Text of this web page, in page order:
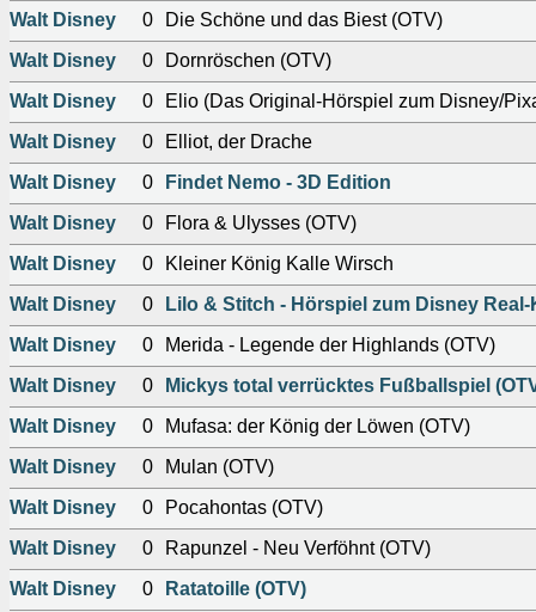
Walt Disney
0
Die Schöne und das Biest (OTV)
Walt Disney
0
Dornröschen (OTV)
Walt Disney
0
Elio (Das Original-Hörspiel zum Disney/
Walt Disney
0
Elliot, der Drache
Walt Disney
0
Findet Nemo - 3D Edition
Walt Disney
0
Flora & Ulysses (OTV)
Walt Disney
0
Kleiner König Kalle Wirsch
Walt Disney
0
Lilo & Stitch - Hörspiel zum Disney
Walt Disney
0
Merida - Legende der Highlands (OTV)
Walt Disney
0
Mickys total verrücktes Fußballspiel
Walt Disney
0
Mufasa: der König der Löwen (OTV)
Walt Disney
0
Mulan (OTV)
Walt Disney
0
Pocahontas (OTV)
Walt Disney
0
Rapunzel - Neu Verföhnt (OTV)
Walt Disney
0
Ratatoille (OTV)